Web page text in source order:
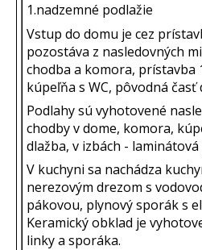
1.nadzemné podlažie
Vstup do domu je cez
pozostáva z nasledovných
chodba a komora, prístavba
kúpeľňa s WC, pôvodná
Podlahy sú vyhotovené
chodby v dome, komora,
dlažba, v izbách -
V kuchyni sa nachádza
nerezovým drezom s
pákovou, plynový sporák s
Keramický obklad je
linky a sporáka.